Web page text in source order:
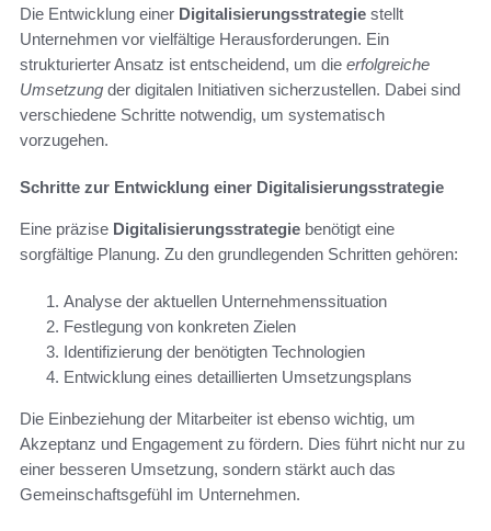
Die Entwicklung einer Digitalisierungsstrategie stellt
Unternehmen vor vielfältige Herausforderungen. Ein
strukturierter Ansatz ist entscheidend, um die erfolgreiche
Umsetzung der digitalen Initiativen sicherzustellen. Dabei sind
verschiedene Schritte notwendig, um systematisch
vorzugehen.
Schritte zur Entwicklung einer Digitalisierungsstrategie
Eine präzise Digitalisierungsstrategie benötigt eine
sorgfältige Planung. Zu den grundlegenden Schritten gehören:
Analyse der aktuellen Unternehmenssituation
Festlegung von konkreten Zielen
Identifizierung der benötigten Technologien
Entwicklung eines detaillierten Umsetzungsplans
Die Einbeziehung der Mitarbeiter ist ebenso wichtig, um
Akzeptanz und Engagement zu fördern. Dies führt nicht nur zu
einer besseren Umsetzung, sondern stärkt auch das
Gemeinschaftsgefühl im Unternehmen.